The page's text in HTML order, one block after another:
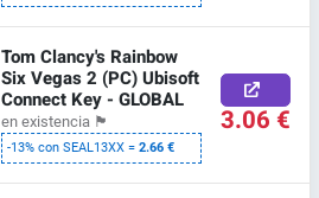
Tom Clancy's Rainbow
Six Vegas 2 (PC) Ubisoft
Connect Key - GLOBAL
en existencia 🏴
-13% con SEAL13XX =2.66 €
3.06 €